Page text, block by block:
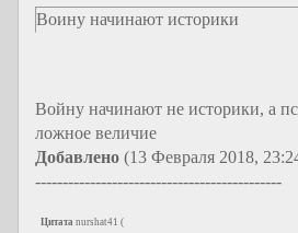
Воину начинают историки
Войну начинают не историки, а
ложное величие
Добавлено (13 Февраля 2018,
---------------------------------------------
Цитата nurshat41 (